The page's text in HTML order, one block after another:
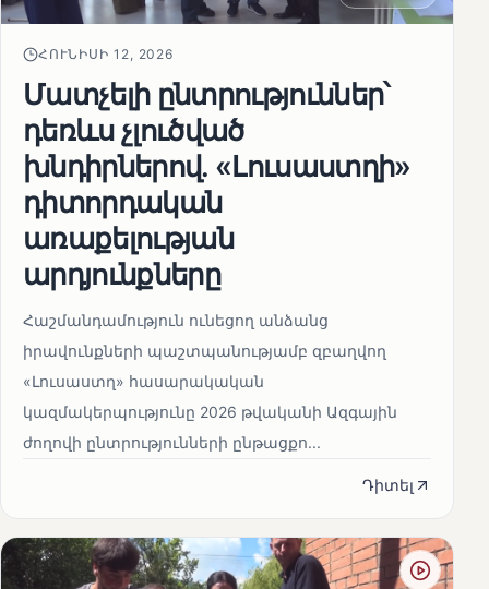
ՀՈՒՆԻՍԻ 12, 2026
Մատչելի ընտրություններ՝
դեռևս չլուծված
խնդիրներով. «Լուսաստղի»
դիտորդական
առաքելության
արդյունքները
Հաշմանդամություն ունեցող անձանց
իրավունքների պաշտպանությամբ զբաղվող
«Լուսաստղ» հասարակական
կազմակերպությունը 2026 թվականի Ազգային
ժողովի ընտրությունների ընթացքո...
Դիտել